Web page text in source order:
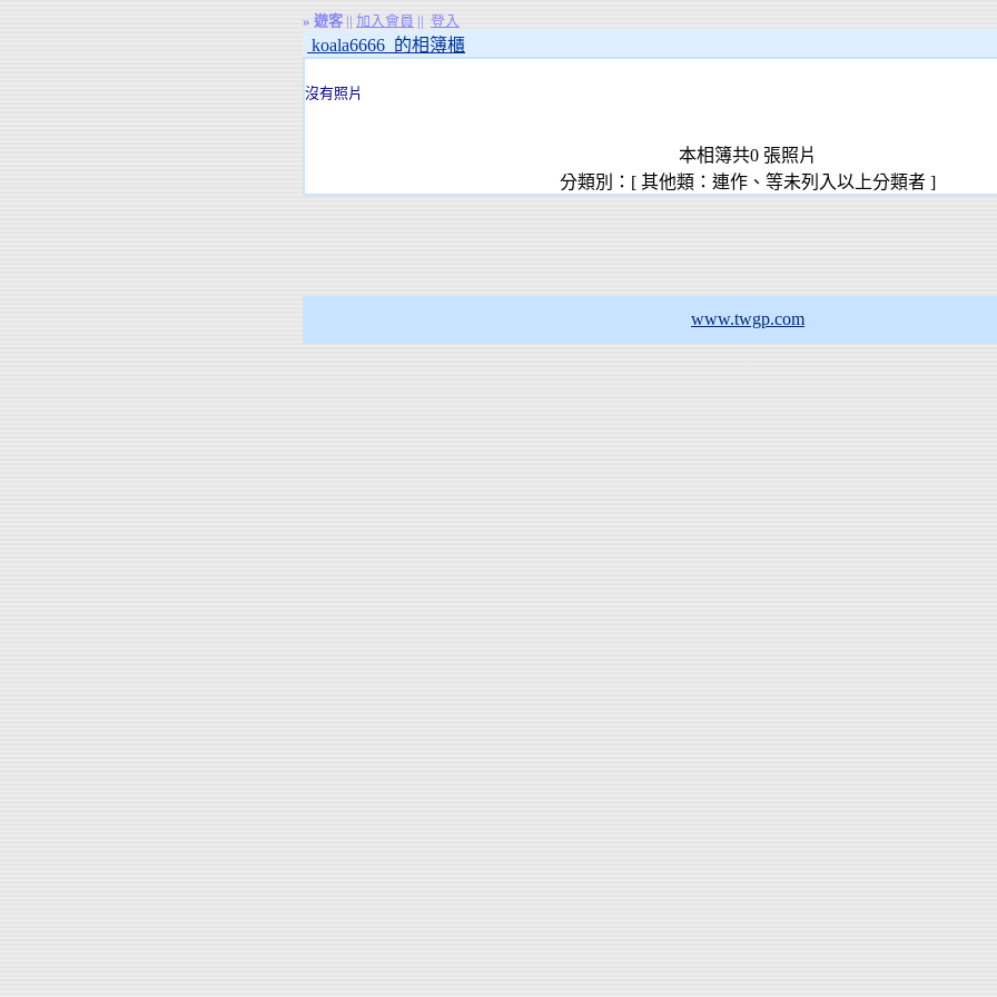
» 遊客 || 加入會員 || 登入
koala6666 的相簿櫃
沒有照片
本相簿共0 張照片
分類別：[ 其他類：連作、等未列入以上分類者 ]
www.twgp.com